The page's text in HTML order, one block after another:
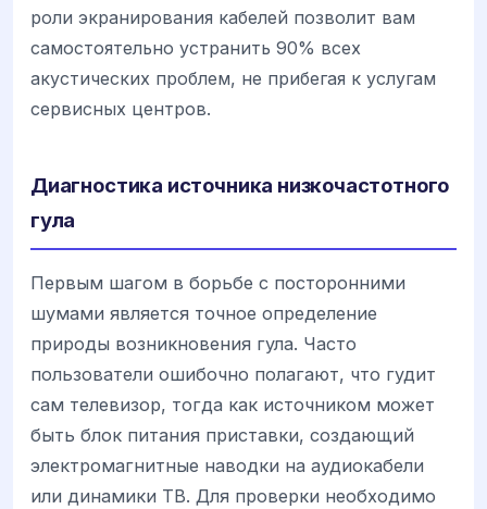
роли экранирования кабелей позволит вам
самостоятельно устранить 90% всех
акустических проблем, не прибегая к услугам
сервисных центров.
Диагностика источника низкочастотного
гула
Первым шагом в борьбе с посторонними
шумами является точное определение
природы возникновения гула. Часто
пользователи ошибочно полагают, что гудит
сам телевизор, тогда как источником может
быть блок питания приставки, создающий
электромагнитные наводки на аудиокабели
или динамики ТВ. Для проверки необходимо